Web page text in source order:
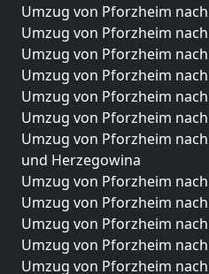
Umzug von Pforzheim
Umzug von Pforzheim
Umzug von Pforzheim
Umzug von Pforzheim
Umzug von Pforzheim
Umzug von Pforzheim
Umzug von Pforzheim
und Herzegowina
Umzug von Pforzheim
Umzug von Pforzheim
Umzug von Pforzheim
Umzug von Pforzheim
Umzug von Pforzheim